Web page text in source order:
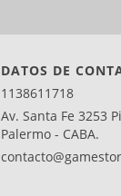
DATOS DE
1138611718
Av. Santa Fe 3253
Palermo - CABA.